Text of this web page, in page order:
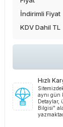
İndirimli Fiyat
KDV Dahil TL
Hızlı
aynı gün
Detaylar,
Bilgisi"